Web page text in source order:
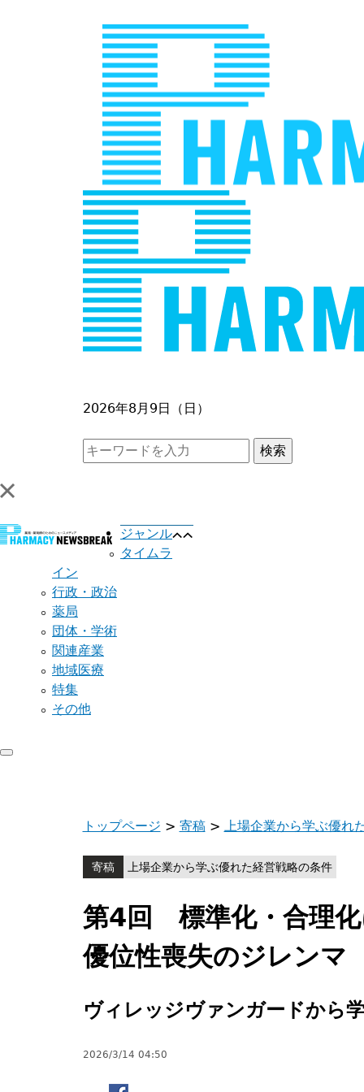
2026年8月9日（日）
ジャンル
タイムラ
イン
行政・政治
薬局
団体・学術
関連産業
地域医療
特集
その他
トップページ > 寄稿> 上場企業から学ぶ優れ
寄稿 上場企業から学ぶ優れた経営戦略の条件
第4回 標準化・合理化
優位性喪失のジレンマ
ヴィレッジヴァンガードから
2026/3/14 04:50